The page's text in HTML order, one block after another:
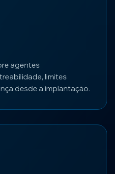
agentes
limites
desde a implantação.